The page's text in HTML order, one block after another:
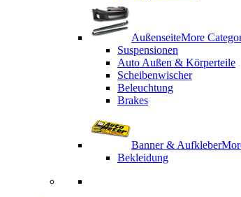
AußenseiteMore
Suspensionen
Auto Außen & Körperteile
Scheibenwischer
Beleuchtung
Brakes
Banner & Aufkleber
Bekleidung